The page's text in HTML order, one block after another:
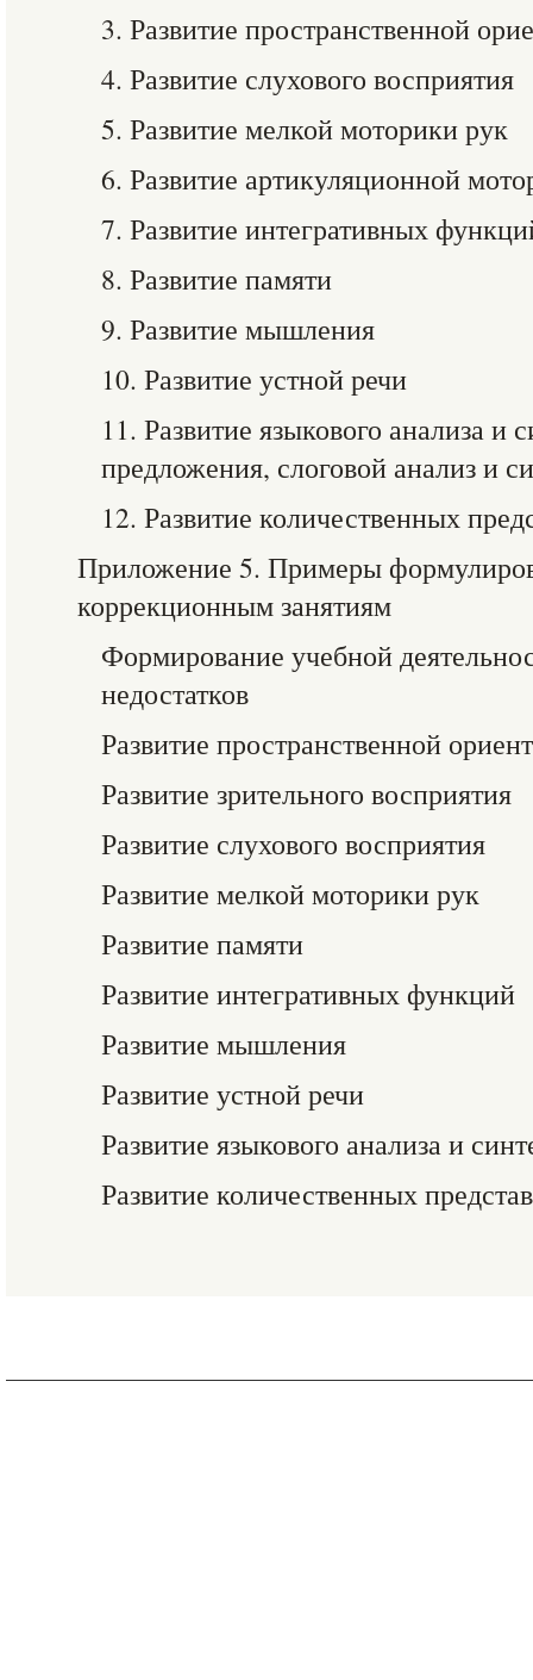
3. Развитие пространственной
4. Развитие слухового восприятия
5. Развитие мелкой моторики рук
6. Развитие артикуляционной
7. Развитие интегративных
8. Развитие памяти
9. Развитие мышления
10. Развитие устной речи
11. Развитие языкового анализа и
предложения, слоговой анализ и
12. Развитие количественных
Приложение 5. Примеры
коррекционным занятиям
Формирование учебной
недостатков
Развитие пространственной
Развитие зрительного восприятия
Развитие слухового восприятия
Развитие мелкой моторики рук
Развитие памяти
Развитие интегративных функций
Развитие мышления
Развитие устной речи
Развитие языкового анализа и
Развитие количественных